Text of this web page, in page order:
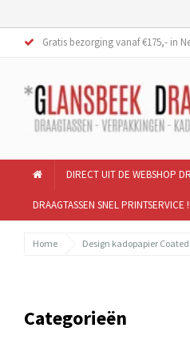
Gratis bezorging vanaf €175,- in
DIRECT UIT DE WEBSHOP
DRAAGTASSEN SNEL PRINTSERVICE !!
Home Design kadopapier
Categorieën